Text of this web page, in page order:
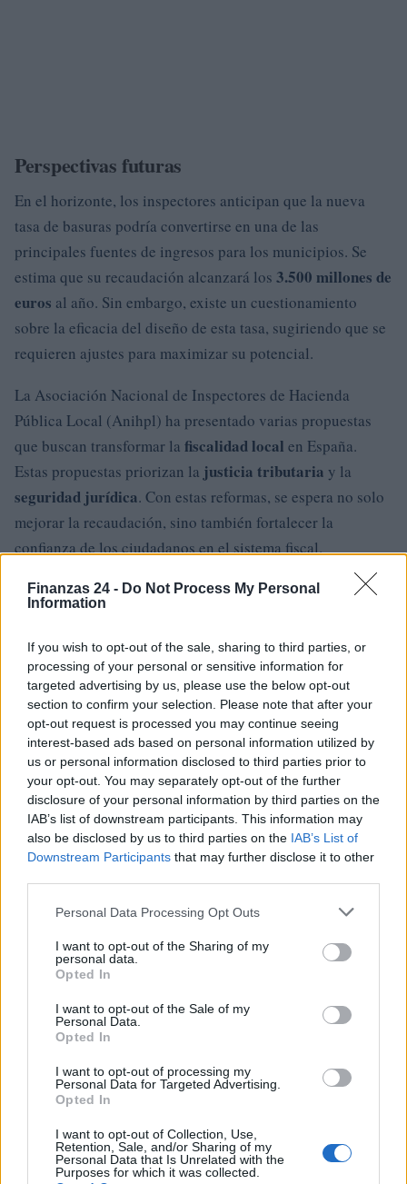
Finanzas 24 - Do Not Process My Personal
Information
If you wish to opt-out of the sale, sharing to third parties, or
processing of your personal or sensitive information for
targeted advertising by us, please use the below opt-out
section to confirm your selection. Please note that after your
opt-out request is processed you may continue seeing
interest-based ads based on personal information utilized by
us or personal information disclosed to third parties prior to
your opt-out. You may separately opt-out of the further
disclosure of your personal information by third parties on the
IAB’s list of downstream participants. This information may
also be disclosed by us to third parties on the IAB’s List of
Downstream Participants that may further disclose it to other
Please note that this website/app uses one or more Google
not limited to your visit or usage behaviour. You may click to
grant or deny consent to Google and its third-party tags to
use your data for below specified purposes in below Google
consent section.
Personal Data Processing Opt Outs
I want to opt-out of the Sharing of my
personal data.
Opted In
I want to opt-out of the Sale of my
Personal Data.
Opted In
I want to opt-out of processing my
Personal Data for Targeted Advertising.
Opted In
I want to opt-out of Collection, Use,
Retention, Sale, and/or Sharing of my
Personal Data that Is Unrelated with the
Purposes for which it was collected.
Perspectivas futuras
En el horizonte, los inspectores anticipan que la nueva
tasa de basuras podría convertirse en una de las
principales fuentes de ingresos para los municipios. Se
estima que su recaudación alcanzará los 3.500 millones de
euros al año. Sin embargo, existe un cuestionamiento
sobre la eficacia del diseño de esta tasa, sugiriendo que se
requieren ajustes para maximizar su potencial.
La Asociación Nacional de Inspectores de Hacienda
Pública Local (Anihpl) ha presentado varias propuestas
que buscan transformar la fiscalidad local en España.
Estas propuestas priorizan la justicia tributaria y la
seguridad jurídica. Con estas reformas, se espera no solo
mejorar la recaudación, sino también fortalecer la
confianza de los ciudadanos en el sistema fiscal.
Staff
Sigue leyendo
NEWS